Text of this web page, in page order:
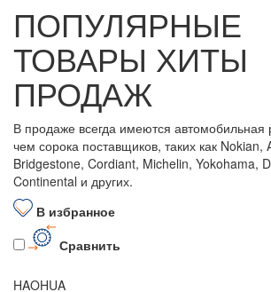
ПОПУЛЯРНЫЕ
ТОВАРЫ ХИТЫ
ПРОДАЖ
В продаже всегда имеются автомобильная
чем сорока поставщиков, таких как Nokian,
Bridgestone, Cordiant, Michelin, Yokohama,
Continental и других.
В избранное
Сравнить
HAOHUA